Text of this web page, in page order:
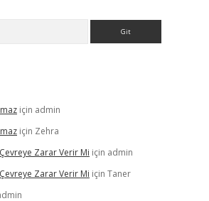
için admin
için Zehra
Zarar Verir Mi için admin
Zarar Verir Mi için Taner